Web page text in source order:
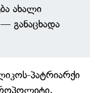
ახალი
განაცხადა
პატრიარქი